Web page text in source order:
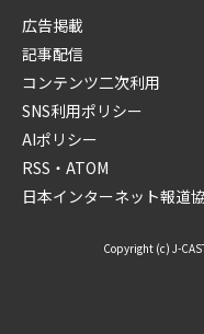
広告掲載
記事配信
コンテンツ二次利用
SNS利用ポリシー
AIポリシー
RSS・ATOM
日本インターネット報道
Copyright (c) J-